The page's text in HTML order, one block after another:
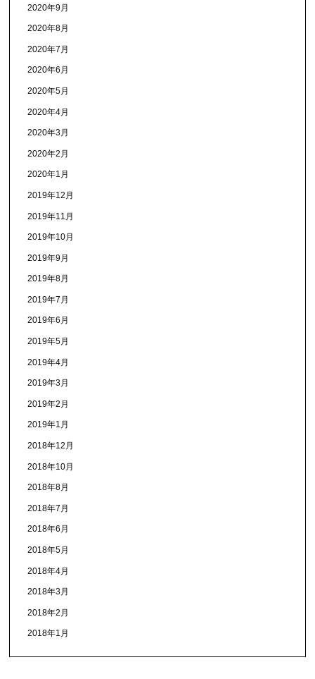
2020年9月
2020年8月
2020年7月
2020年6月
2020年5月
2020年4月
2020年3月
2020年2月
2020年1月
2019年12月
2019年11月
2019年10月
2019年9月
2019年8月
2019年7月
2019年6月
2019年5月
2019年4月
2019年3月
2019年2月
2019年1月
2018年12月
2018年10月
2018年8月
2018年7月
2018年6月
2018年5月
2018年4月
2018年3月
2018年2月
2018年1月